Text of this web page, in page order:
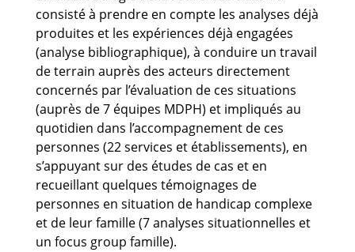
consisté à prendre en compte les analyses déjà
produites et les expériences déjà engagées
(analyse bibliographique), à conduire un travail
de terrain auprès des acteurs directement
concernés par l’évaluation de ces situations
(auprès de 7 équipes MDPH) et impliqués au
quotidien dans l’accompagnement de ces
personnes (22 services et établissements), en
s’appuyant sur des études de cas et en
recueillant quelques témoignages de
personnes en situation de handicap complexe
et de leur famille (7 analyses situationnelles et
un focus group famille).